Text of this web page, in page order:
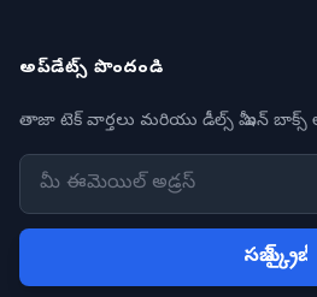
అప్‌డేట్స్ పొందండి
తాజా టెక్ వార్తలు మరియు డీల్స్ మీ ఇన్
సబ్ స్క్రైబ్